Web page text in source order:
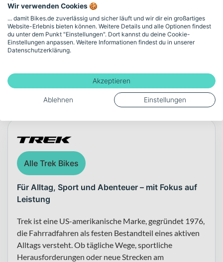
Gewicht
14.6
Über die Marke Trek
Alle Trek Bikes
Für Alltag, Sport und Abenteuer – mit Fokus auf
Leistung
Trek ist eine US-amerikanische Marke, gegründet 1976,
die Fahrradfahren als festen Bestandteil eines aktiven
Alltags versteht. Ob tägliche Wege, sportliche
Herausforderungen oder neue Strecken am
Wir verwenden Cookies 🍪
... damit Bikes.de zuverlässig und sicher läuft und wir dir ein großartiges
Website-Erlebnis bieten können. Weitere Details und alle Optionen findest
du unter dem Punkt "Einstellungen". Dort kannst du deine Cookie-
Einstellungen anpassen. Weitere Informationen findest du in unserer
Datenschutzerklärung.
Akzeptieren
Ablehnen Einstellungen